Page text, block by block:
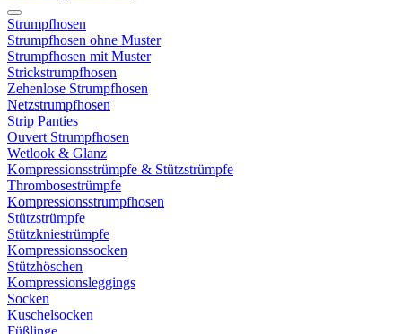
Strumpfhosen
Strumpfhosen ohne Muster
Strumpfhosen mit Muster
Strickstrumpfhosen
Zehenlose Strumpfhosen
Netzstrumpfhosen
Strip Panties
Ouvert Strumpfhosen
Wetlook & Glanz
Kompressionsstrümpfe & Stützstrümpfe
Thrombosestrümpfe
Kompressionsstrumpfhosen
Stützstrümpfe
Stützkniestrümpfe
Kompressionssocken
Stützhöschen
Kompressionsleggings
Socken
Kuschelsocken
Füßlinge